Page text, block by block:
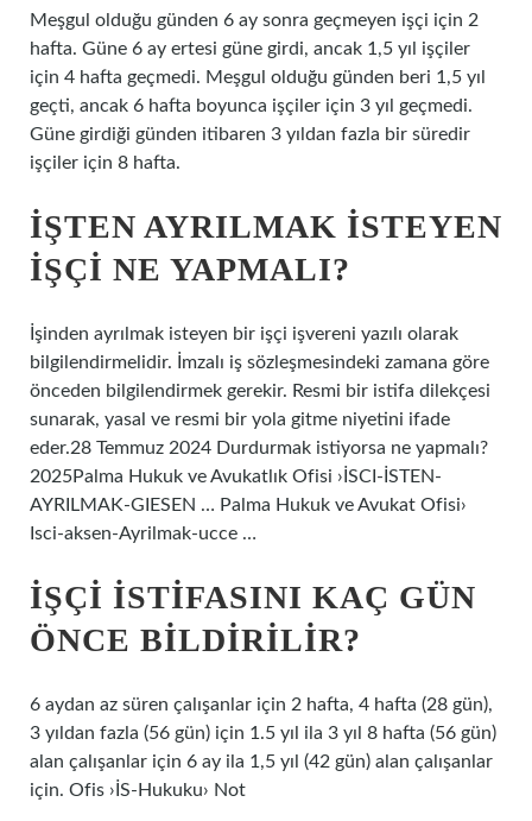
Meşgul olduğu günden 6 ay sonra geçmeyen işçi için 2
hafta. Güne 6 ay ertesi güne girdi, ancak 1,5 yıl işçiler
için 4 hafta geçmedi. Meşgul olduğu günden beri 1,5 yıl
geçti, ancak 6 hafta boyunca işçiler için 3 yıl geçmedi.
Güne girdiği günden itibaren 3 yıldan fazla bir süredir
işçiler için 8 hafta.
İŞTEN AYRILMAK ISTEYEN
IŞÇI NE YAPMALI?
İşinden ayrılmak isteyen bir işçi işvereni yazılı olarak
bilgilendirmelidir. İmzalı iş sözleşmesindeki zamana göre
önceden bilgilendirmek gerekir. Resmi bir istifa dilekçesi
sunarak, yasal ve resmi bir yola gitme niyetini ifade
eder.28 Temmuz 2024 Durdurmak istiyorsa ne yapmalı?
2025Palma Hukuk ve Avukatlık Ofisi ›İSCI-İSTEN-
AYRILMAK-GIESEN … Palma Hukuk ve Avukat Ofisi›
Isci-aksen-Ayrilmak-ucce …
İŞÇI ISTIFASINI KAÇ GÜN
ÖNCE BILDIRILIR?
6 aydan az süren çalışanlar için 2 hafta, 4 hafta (28 gün),
3 yıldan fazla (56 gün) için 1.5 yıl ila 3 yıl 8 hafta (56 gün)
alan çalışanlar için 6 ay ila 1,5 yıl (42 gün) alan çalışanlar
için. Ofis ›İS-Hukuku› Not